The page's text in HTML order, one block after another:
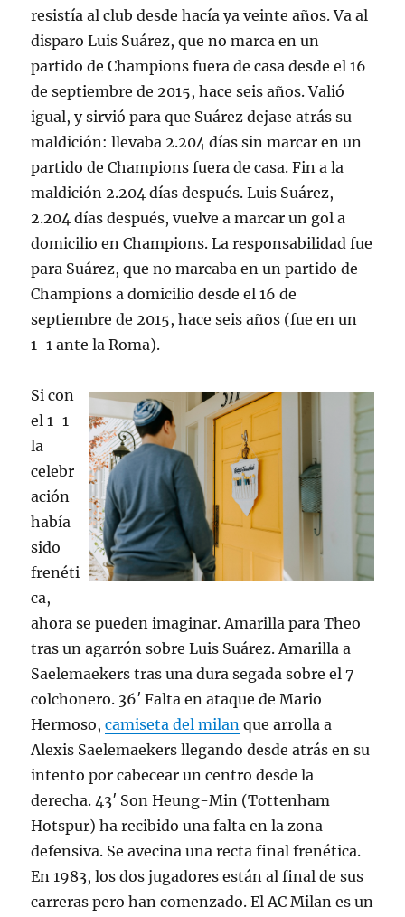
resistía al club desde hacía ya veinte años. Va al
disparo Luis Suárez, que no marca en un
partido de Champions fuera de casa desde el 16
de septiembre de 2015, hace seis años. Valió
igual, y sirvió para que Suárez dejase atrás su
maldición: llevaba 2.204 días sin marcar en un
partido de Champions fuera de casa. Fin a la
maldición 2.204 días después. Luis Suárez,
2.204 días después, vuelve a marcar un gol a
domicilio en Champions. La responsabilidad fue
para Suárez, que no marcaba en un partido de
Champions a domicilio desde el 16 de
septiembre de 2015, hace seis años (fue en un
1-1 ante la Roma).
Si con
el 1-1
la
celebr
ación
había
sido
frenéti
ca,
ahora se pueden imaginar. Amarilla para Theo
tras un agarrón sobre Luis Suárez. Amarilla a
Saelemaekers tras una dura segada sobre el 7
colchonero. 36′ Falta en ataque de Mario
Hermoso,camiseta del milan que arrolla a
Alexis Saelemaekers llegando desde atrás en su
intento por cabecear un centro desde la
derecha. 43′ Son Heung-Min (Tottenham
Hotspur) ha recibido una falta en la zona
defensiva. Se avecina una recta final frenética.
En 1983, los dos jugadores están al final de sus
carreras pero han comenzado. El AC Milan es un